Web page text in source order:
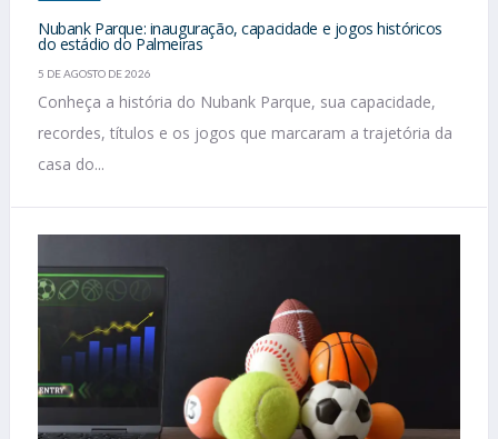
Nubank Parque: inauguração, capacidade e jogos históricos
do estádio do Palmeiras
5 DE AGOSTO DE 2026
Conheça a história do Nubank Parque, sua capacidade,
recordes, títulos e os jogos que marcaram a trajetória da
casa do...